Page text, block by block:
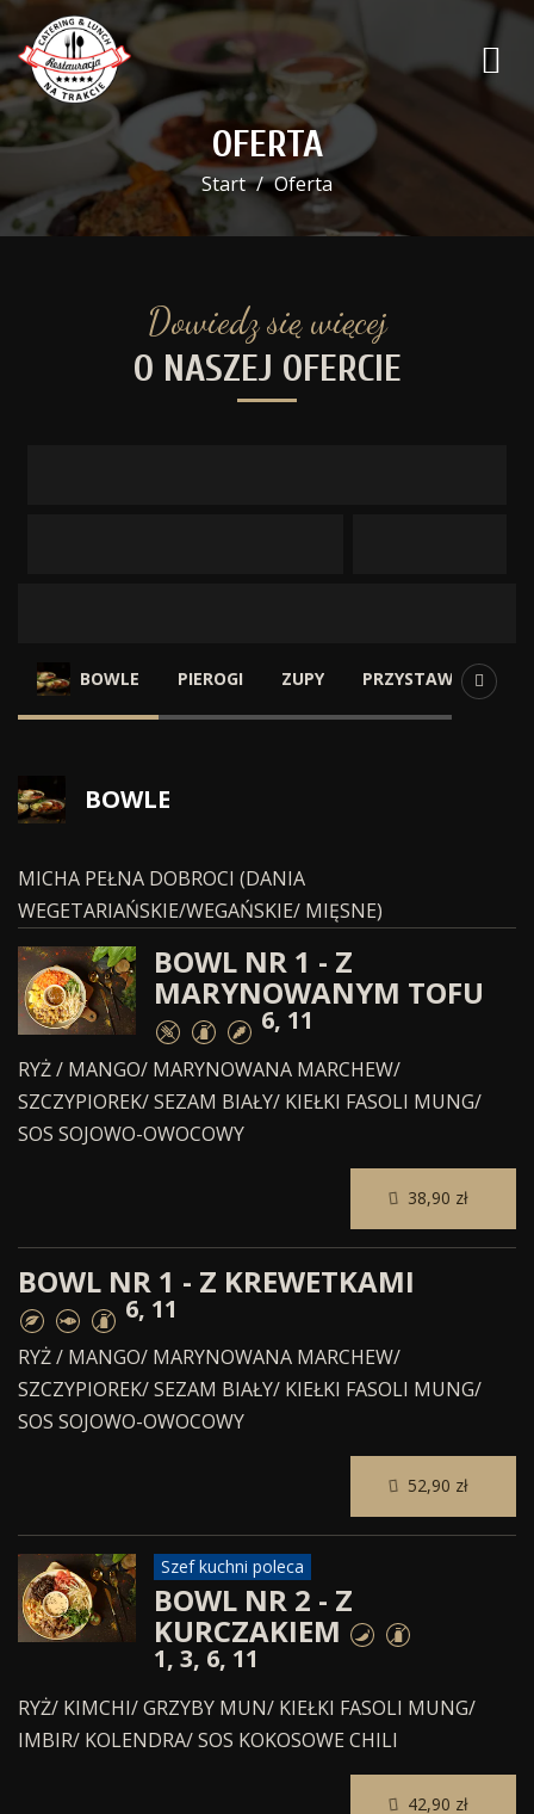
OFERTA
Start Oferta
Dowiedz się więcej
O NASZEJ OFERCIE
Oferta
BOWLE PIEROGI ZUPY PRZYSTAWKI
BOWLE
MICHA PEŁNA DOBROCI (DANIA
WEGETARIAŃSKIE/WEGAŃSKIE/ MIĘSNE)
BOWL NR 1 - Z
MARYNOWANYM TOFU
6, 11
RYŻ / MANGO/ MARYNOWANA MARCHEW/
SZCZYPIOREK/ SEZAM BIAŁY/ KIEŁKI FASOLI MUNG/
SOS SOJOWO-OWOCOWY
BOWL NR 1 - Z KREWETKAMI
6, 11
RYŻ / MANGO/ MARYNOWANA MARCHEW/
SZCZYPIOREK/ SEZAM BIAŁY/ KIEŁKI FASOLI MUNG/
SOS SOJOWO-OWOCOWY
Szef kuchni poleca
BOWL NR 2 - Z
KURCZAKIEM
1, 3, 6, 11
RYŻ/ KIMCHI/ GRZYBY MUN/ KIEŁKI FASOLI MUNG/
IMBIR/ KOLENDRA/ SOS KOKOSOWE CHILI